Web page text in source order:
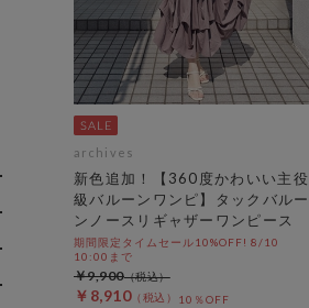
archives
新色追加！【360度かわいい主役
級バルーンワンピ】タックバルー
ンノースリギャザーワンピース
期間限定タイムセール10%OFF! 8/10
10:00まで
￥8,910 10％OFF
￥9,900